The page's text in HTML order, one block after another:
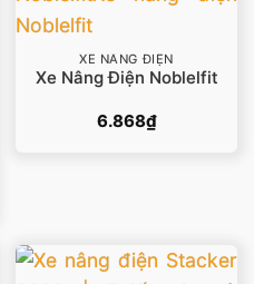
XE NÂNG ĐIỆN
Xe Nâng Điện Noblelfit
6.868₫